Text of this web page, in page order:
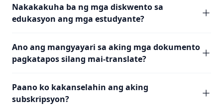
Nakakakuha ba ng mga diskwento sa
edukasyon ang mga estudyante?
Ano ang mangyayari sa aking mga dokumento
pagkatapos silang mai-translate?
Paano ko kakanselahin ang aking
subskripsyon?